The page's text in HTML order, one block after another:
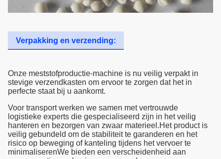
Verpakking en verzending:
Onze meststofproductie-machine is nu veilig verpakt in
stevige verzendkasten om ervoor te zorgen dat het in
perfecte staat bij u aankomt.
Voor transport werken we samen met vertrouwde
logistieke experts die gespecialiseerd zijn in het veilig
hanteren en bezorgen van zwaar materieel.Het product is
veilig gebundeld om de stabiliteit te garanderen en het
risico op beweging of kanteling tijdens het vervoer te
minimaliserenWe bieden een verscheidenheid aan